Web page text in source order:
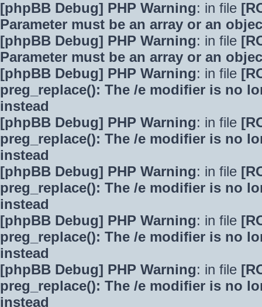
[phpBB Debug] PHP Warning: in file
Parameter must be an array or an
[phpBB Debug] PHP Warning: in file
Parameter must be an array or an
[phpBB Debug] PHP Warning: in file
preg_replace(): The /e modifier is no
instead
[phpBB Debug] PHP Warning: in file
preg_replace(): The /e modifier is no
instead
[phpBB Debug] PHP Warning: in file
preg_replace(): The /e modifier is no
instead
[phpBB Debug] PHP Warning: in file
preg_replace(): The /e modifier is no
instead
[phpBB Debug] PHP Warning: in file
preg_replace(): The /e modifier is no
instead